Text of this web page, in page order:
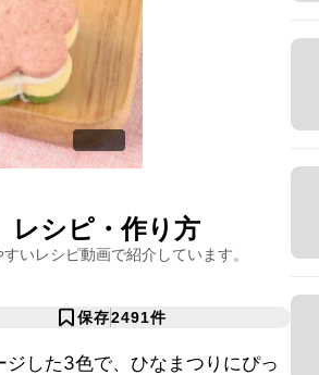
レシピ・作り方
いレシピ動画で紹介しています。
保存2491件
した3色で、ひなまつりにぴっ